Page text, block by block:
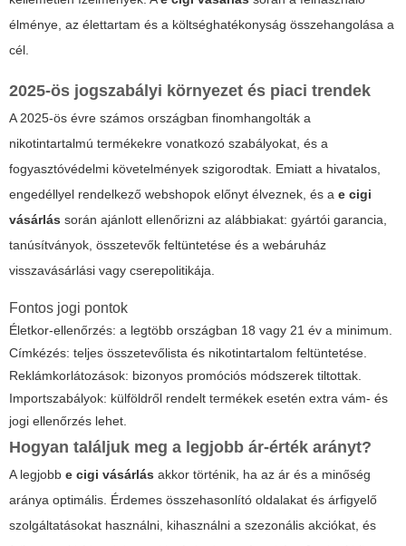
élménye, az élettartam és a költséghatékonyság összehangolása a
cél.
2025-ös jogszabályi környezet és piaci trendek
A 2025-ös évre számos országban finomhangolták a
nikotintartalmú termékekre vonatkozó szabályokat, és a
fogyasztóvédelmi követelmények szigorodtak. Emiatt a hivatalos,
engedéllyel rendelkező webshopok előnyt élveznek, és a e cigi
vásárlás során ajánlott ellenőrizni az alábbiakat: gyártói garancia,
tanúsítványok, összetevők feltüntetése és a webáruház
visszavásárlási vagy cserepolitikája.
Fontos jogi pontok
Életkor-ellenőrzés: a legtöbb országban 18 vagy 21 év a minimum.
Címkézés: teljes összetevőlista és nikotintartalom feltüntetése.
Reklámkorlátozások: bizonyos promóciós módszerek tiltottak.
Importszabályok: külföldről rendelt termékek esetén extra vám- és
jogi ellenőrzés lehet.
Hogyan találjuk meg a legjobb ár-érték arányt?
A legjobb e cigi vásárlás akkor történik, ha az ár és a minőség
aránya optimális. Érdemes összehasonlító oldalakat és árfigyelő
szolgáltatásokat használni, kihasználni a szezonális akciókat, és